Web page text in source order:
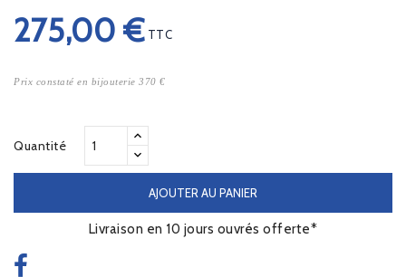
275,00 € TTC
Prix constaté en bijouterie 370 €
Quantité
AJOUTER AU PANIER
Livraison en 10 jours ouvrés offerte*